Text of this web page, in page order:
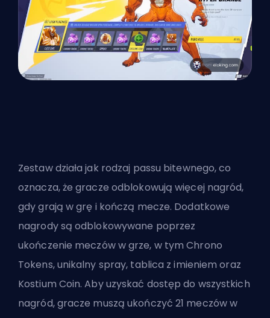
Zestaw działa jak rodzaj passu bitewnego, co
oznacza, że gracze odblokowują więcej nagród,
gdy grają w grę i kończą mecze. Dodatkowe
nagrody są odblokowywane poprzez
ukończenie meczów w grze, w tym Chrono
Tokens, unikalny spray, tablica z imieniem oraz
Kostium Coin. Aby uzyskać dostęp do wszystkich
nagród, gracze muszą ukończyć 21 meczów w